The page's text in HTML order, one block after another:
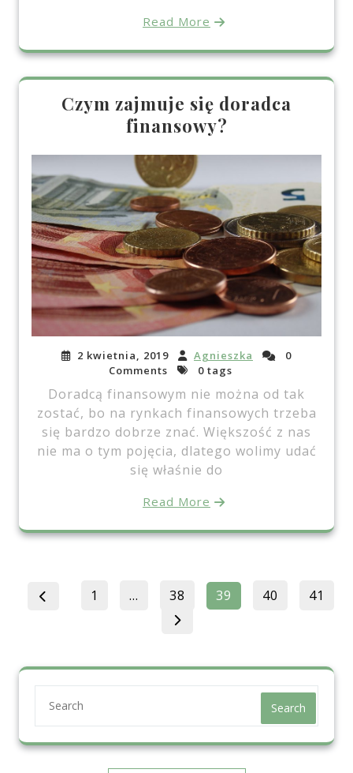
Read More
Czym zajmuje się doradca
finansowy?
2 kwietnia, 2019 Agnieszka
0
Comments
0 tags
Doradcą finansowym nie można od tak
zostać, bo na rynkach finansowych trzeba
się bardzo dobrze znać. Większość z nas
nie ma o tym pojęcia, dlatego wolimy udać
się właśnie do
Read More
Stronicowanie
wpisów
Page
1 … Page
38 Page
39 Page
40 Page
41
Search